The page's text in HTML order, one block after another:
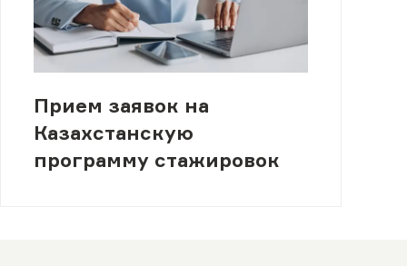
Прием заявок на
Казахстанскую
программу стажировок